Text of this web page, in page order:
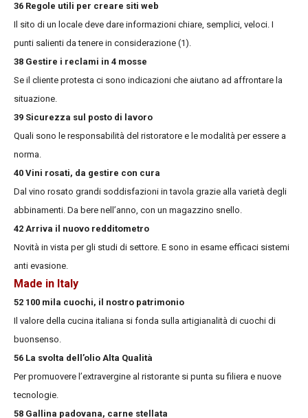
36 Regole utili per creare siti web
Il sito di un locale deve dare informazioni chiare, semplici, veloci. I
punti salienti da tenere in considerazione (1).
38 Gestire i reclami in 4 mosse
Se il cliente protesta ci sono indicazioni che aiutano ad affrontare la
situazione.
39 Sicurezza sul posto di lavoro
Quali sono le responsabilità del ristoratore e le modalità per essere a
norma.
40 Vini rosati, da gestire con cura
Dal vino rosato grandi soddisfazioni in tavola grazie alla varietà degli
abbinamenti. Da bere nell’anno, con un magazzino snello.
42 Arriva il nuovo redditometro
Novità in vista per gli studi di settore. E sono in esame efficaci sistemi
anti evasione.
Made in Italy
52 100 mila cuochi, il nostro patrimonio
Il valore della cucina italiana si fonda sulla artigianalità di cuochi di
buonsenso.
56 La svolta dell’olio Alta Qualità
Per promuovere l’extravergine al ristorante si punta su filiera e nuove
tecnologie.
58 Gallina padovana, carne stellata